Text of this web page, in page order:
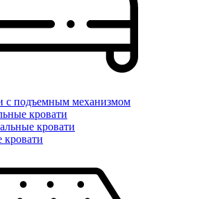
с подъемным механизмом
кровати
кровати
кровати